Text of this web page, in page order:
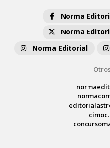
Norma
Norma
Norma Editorial